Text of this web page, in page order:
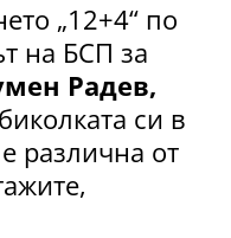
„12+4“ по
на БСП за
Радев,
си в
различна от